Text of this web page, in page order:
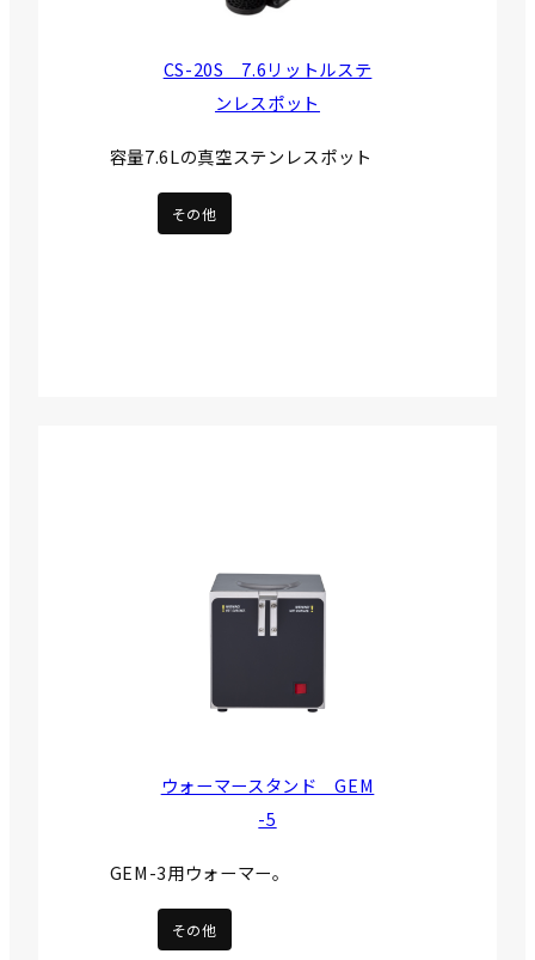
CS-20S 7.6リットルステ
ンレスポット
容量7.6Lの真空ステンレスポット
その他
ウォーマースタンド GEM
-5
GEM-3用ウォーマー。
その他